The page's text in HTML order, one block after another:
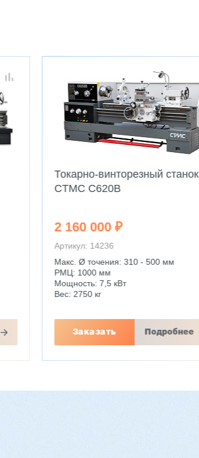
Токарно-винторезный станок
CTMC C620B
2 160 000 ₽
Артикул: 14236
Макс. Ø точения: 310 - 500 мм
РМЦ: 1000 мм
Мощность: 7,5 кВт
Вес: 2750 кг
Заказать Подробнее